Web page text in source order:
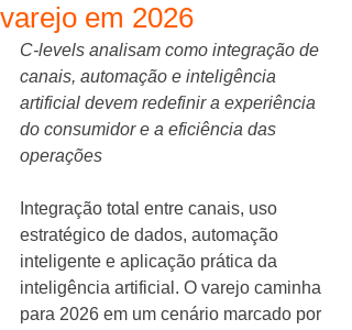
varejo em 2026
C-levels analisam como integração de
canais, automação e inteligência
artificial devem redefinir a experiência
do consumidor e a eficiência das
operações
Integração total entre canais, uso
estratégico de dados, automação
inteligente e aplicação prática da
inteligência artificial. O varejo caminha
para 2026 em um cenário marcado por